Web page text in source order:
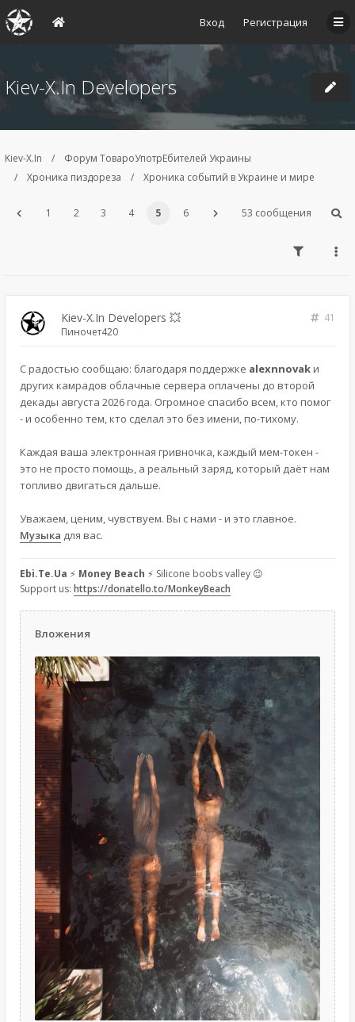
Вход Регистрация
Kiev-X.In Developers
Kiev-X.In
Форум ТовароУпотрЕбителей Украины
Хроника пиздореза
Хроника событий в Украине и мире
1 2 3 4 5 6 53 сообщения
Kiev-X.In Developers 💥
41
Пиночет420
С радостью сообщаю: благодаря поддержке alexnnovak и
других камрадов облачные сервера оплачены до второй
декады августа 2026 года. Огромное спасибо всем, кто помог
- и особенно тем, кто сделал это без имени, по-тихому.
Каждая ваша электронная гривночка, каждый мем-токен -
это не просто помощь, а реальный заряд, который даёт нам
топливо двигаться дальше.
Уважаем, ценим, чувствуем. Вы с нами - и это главное.
Музыка для вас.
Ebi.Te.Ua ⚡ Money Beach ⚡ Silicone boobs valley 😉
Support us: https://donatello.to/MonkeyBeach
Вложения